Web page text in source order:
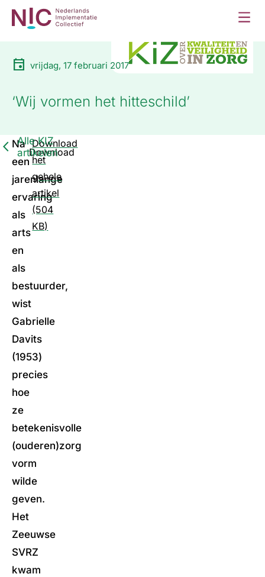
‘Wij vormen het hitteschild’
vrijdag, 17 februari 2017
Alle KIZ
artikelen
Na
een
jarenlange
ervaring
als
arts
en
als
bestuurder,
wist
Gabrielle
Davits
(1953)
precies
hoe
ze
betekenisvolle
(ouderen)zorg
vorm
wilde
geven.
Het
Zeeuwse
SVRZ
kwam
Download
Download
het
gehele
artikel
(504
KB)